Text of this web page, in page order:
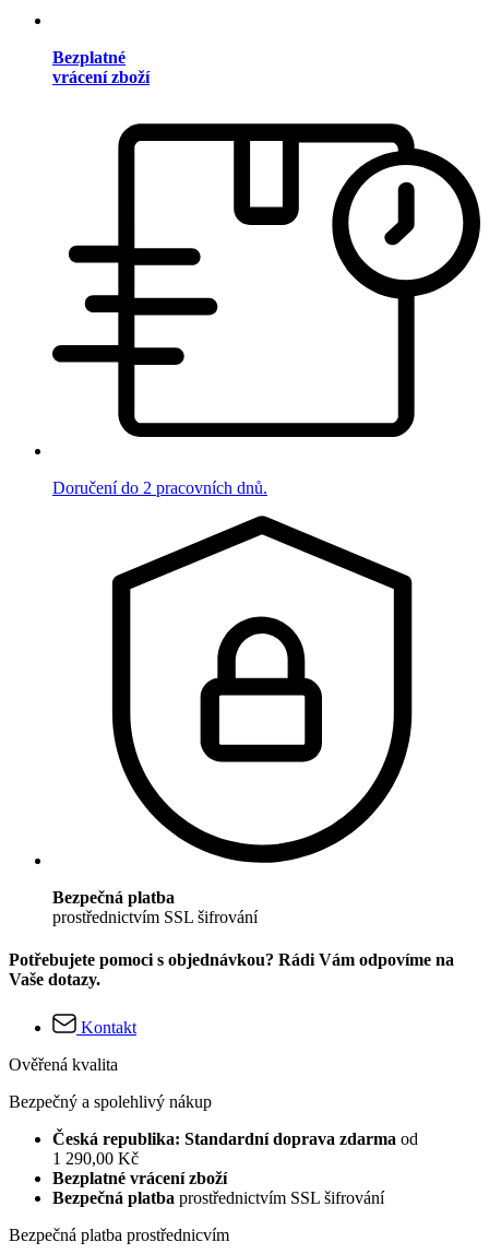
Bezplatné
vrácení zboží
Doručení do 2 pracovních dnů.
Bezpečná platba
prostřednictvím SSL šifrování
Potřebujete pomoci s objednávkou? Rádi Vám odpovíme na
Vaše dotazy.
Kontakt
Ověřená kvalita
Bezpečný a spolehlivý nákup
Česká republika: Standardní doprava zdarma od
1 290,00 Kč
Bezplatné vrácení zboží
Bezpečná platba prostřednictvím SSL šifrování
Bezpečná platba prostřednicvím